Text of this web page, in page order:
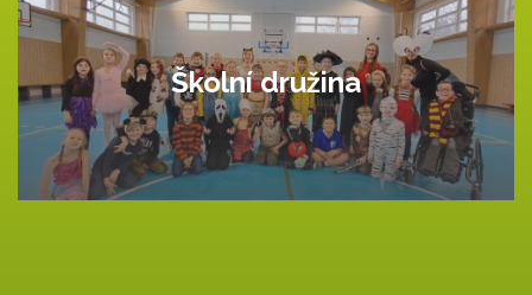
Školní družina